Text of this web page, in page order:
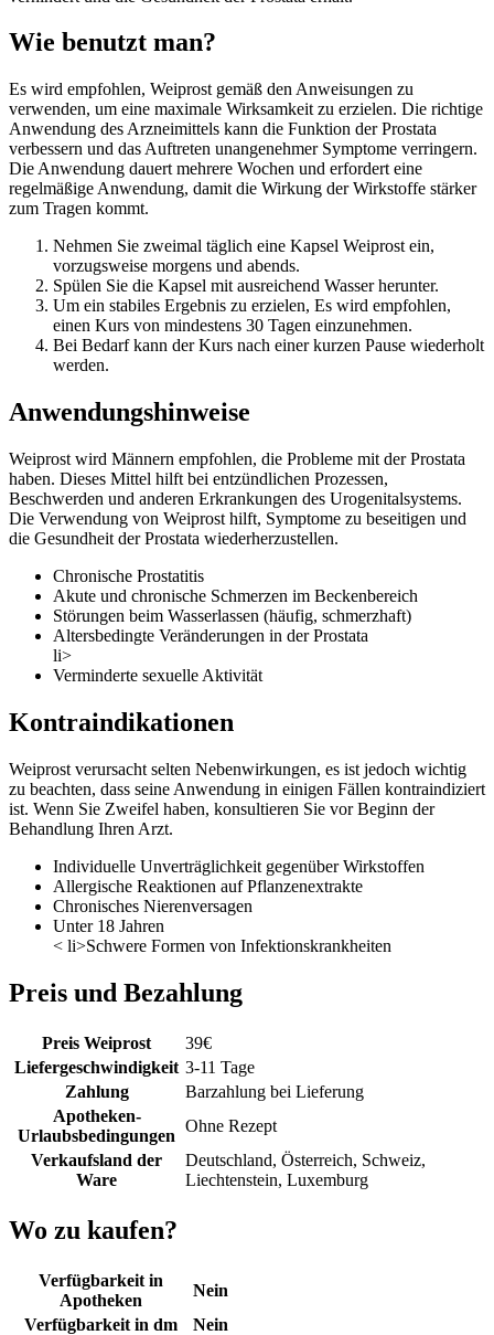
Wie benutzt man?
Es wird empfohlen, Weiprost gemäß den Anweisungen zu
verwenden, um eine maximale Wirksamkeit zu erzielen. Die richtige
Anwendung des Arzneimittels kann die Funktion der Prostata
verbessern und das Auftreten unangenehmer Symptome verringern.
Die Anwendung dauert mehrere Wochen und erfordert eine
regelmäßige Anwendung, damit die Wirkung der Wirkstoffe stärker
zum Tragen kommt.
Nehmen Sie zweimal täglich eine Kapsel Weiprost ein,
vorzugsweise morgens und abends.
Spülen Sie die Kapsel mit ausreichend Wasser herunter.
Um ein stabiles Ergebnis zu erzielen, Es wird empfohlen,
einen Kurs von mindestens 30 Tagen einzunehmen.
Bei Bedarf kann der Kurs nach einer kurzen Pause wiederholt
werden.
Anwendungshinweise
Weiprost wird Männern empfohlen, die Probleme mit der Prostata
haben. Dieses Mittel hilft bei entzündlichen Prozessen,
Beschwerden und anderen Erkrankungen des Urogenitalsystems.
Die Verwendung von Weiprost hilft, Symptome zu beseitigen und
die Gesundheit der Prostata wiederherzustellen.
Chronische Prostatitis
Akute und chronische Schmerzen im Beckenbereich
Störungen beim Wasserlassen (häufig, schmerzhaft)
Altersbedingte Veränderungen in der Prostata
li>
Verminderte sexuelle Aktivität
Kontraindikationen
Weiprost verursacht selten Nebenwirkungen, es ist jedoch wichtig
zu beachten, dass seine Anwendung in einigen Fällen kontraindiziert
ist. Wenn Sie Zweifel haben, konsultieren Sie vor Beginn der
Behandlung Ihren Arzt.
Individuelle Unverträglichkeit gegenüber Wirkstoffen
Allergische Reaktionen auf Pflanzenextrakte
Chronisches Nierenversagen
Unter 18 Jahren
< li>Schwere Formen von Infektionskrankheiten
Preis und Bezahlung
Preis Weiprost 39€
Liefergeschwindigkeit 3-11 Tage
Zahlung
Barzahlung bei Lieferung
Apotheken-
Urlaubsbedingungen
Ohne Rezept
Verkaufsland der
Ware
Deutschland, Österreich, Schweiz,
Liechtenstein, Luxemburg
Wo zu kaufen?
Verfügbarkeit in
Apotheken
Nein
Verfügbarkeit in dm
Nein